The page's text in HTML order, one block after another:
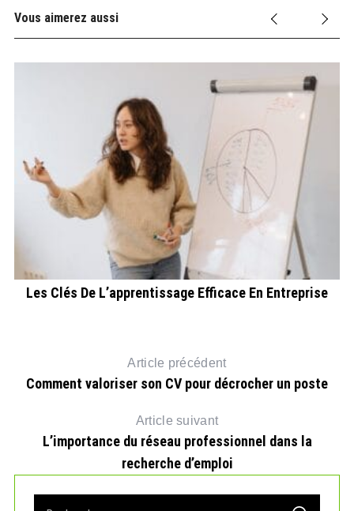
Vous aimerez aussi
Les Clés De L’apprentissage Efficace En Entreprise
Article précédent
Comment valoriser son CV pour décrocher un poste
Article suivant
L’importance du réseau professionnel dans la
recherche d’emploi